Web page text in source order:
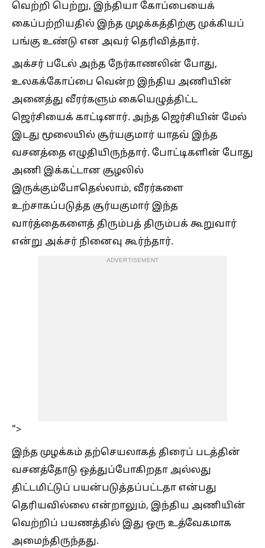
வெற்றி பெற்று, இந்தியா கோப்பையைக்
கைப்பற்றியதில் இந்த முழக்கத்திற்கு முக்கியப்
பங்கு உண்டு என அவர் தெரிவித்தார்.
அக்சர் படேல் அந்த நேர்காணலின் போது,
உலகக்கோப்பை வென்ற இந்திய அணியின்
அனைத்து வீரர்களும் கையெழுத்திட்ட
ஜெர்சியைக் காட்டினார். அந்த ஜெர்சியின் மேல்
இடது மூலையில் சூர்யகுமார் யாதவ் இந்த
வசனத்தை எழுதியிருந்தார். போட்டிகளின் போது
அணி இக்கட்டான சூழலில்
இருக்கும்போதெல்லாம், வீரர்களை
உற்சாகப்படுத்த சூர்யகுமார் இந்த
வார்த்தைகளைத் திரும்பத் திரும்பக் கூறுவார்
என்று அக்சர் நினைவு கூர்ந்தார்.
ADVERTISEMENT
">
இந்த முழக்கம் தற்செயலாகத் திரைப் படத்தின்
வசனத்தோடு ஒத்துப்போகிறதா அல்லது
திட்டமிட்டுப் பயன்படுத்தப்பட்டதா என்பது
தெரியவில்லை என்றாலும், இந்திய அணியின்
வெற்றிப் பயணத்தில் இது ஒரு உத்வேகமாக
அமைந்திருந்தது.